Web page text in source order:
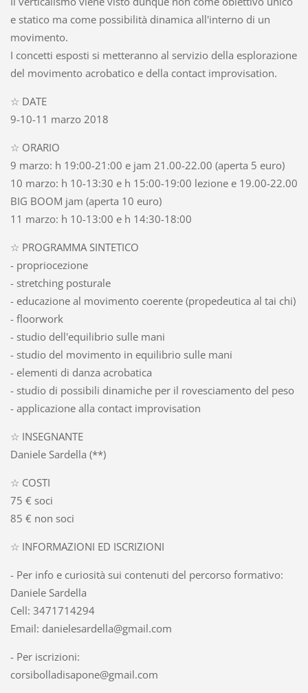
e statico ma come possibilità dinamica all'interno di un
movimento.
I concetti esposti si metteranno al servizio della esplorazione
del movimento acrobatico e della contact improvisation.
☆ DATE
9-10-11 marzo 2018
☆ ORARIO
9 marzo: h 19:00-21:00 e jam 21.00-22.00 (aperta 5 euro)
10 marzo: h 10-13:30 e h 15:00-19:00 lezione e 19.00-22.00
BIG BOOM jam (aperta 10 euro)
11 marzo: h 10-13:00 e h 14:30-18:00
☆ PROGRAMMA SINTETICO
- propriocezione
- stretching posturale
- educazione al movimento coerente (propedeutica al tai chi)
- floorwork
- studio dell'equilibrio sulle mani
- studio del movimento in equilibrio sulle mani
- elementi di danza acrobatica
- studio di possibili dinamiche per il rovesciamento del peso
- applicazione alla contact improvisation
☆ INSEGNANTE
Daniele Sardella (**)
☆ COSTI
75 € soci
85 € non soci
☆ INFORMAZIONI ED ISCRIZIONI
- Per info e curiosità sui contenuti del percorso formativo:
Daniele Sardella
Cell: 3471714294
Email: danielesardella@gmail.com
- Per iscrizioni:
corsibolladisapone@gmail.com